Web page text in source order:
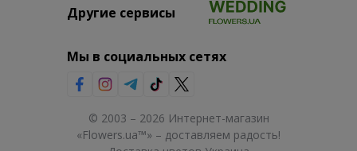
Другие сервисы
Мы в социальных сетях
© 2003 – 2026 Интернет-магазин
«Flowers.ua™» – доставляем радость!